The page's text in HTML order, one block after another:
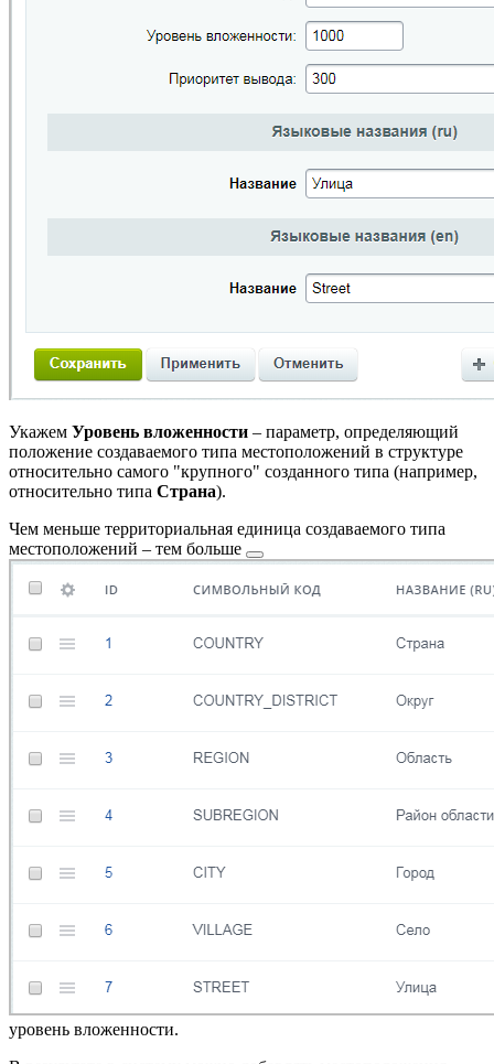
Укажем Уровень вложенности – параметр, определяющий
положение создаваемого типа местоположений в структуре
относительно самого "крупного" созданного типа (например,
относительно типа Страна).
Чем меньше территориальная единица создаваемого типа
местоположений – тем больше
уровень вложенности.